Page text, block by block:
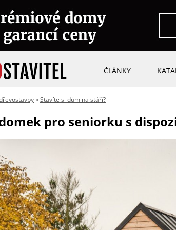
ČLÁNKY
»Stavíte si dům na stáří?
pro seniorku s